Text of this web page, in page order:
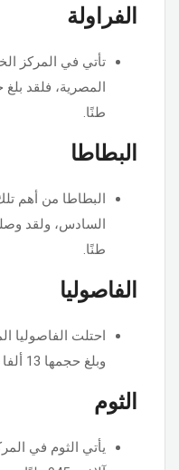
الفراولة
تأتي في المركز
طنًا.
البطاطا
البطاطا من أهم
طنًا.
الفاصوليا
احتلت الفاصوليا
وبلغ حجمها 13 ألفا و455 طنًا.
الثوم